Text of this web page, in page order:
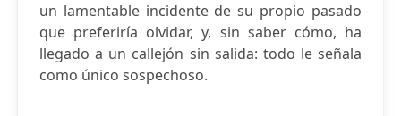
un lamentable incidente de su propio pasado
que preferiría olvidar, y, sin saber cómo, ha
llegado a un callejón sin salida: todo le señala
como único sospechoso.